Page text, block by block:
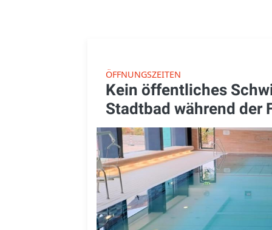
ÖFFNUNGSZEITEN
Kein öffentliches
Stadtbad während der